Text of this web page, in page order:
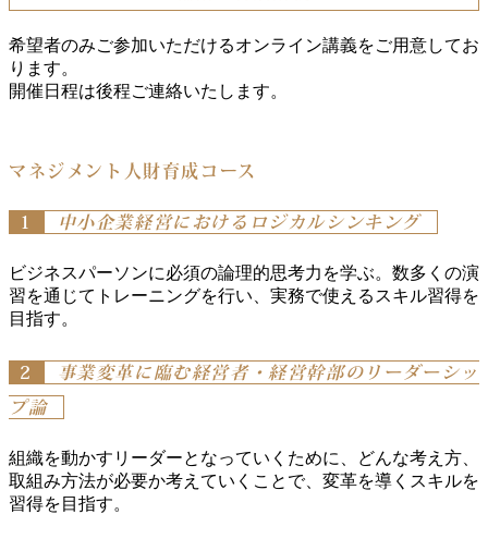
希望者のみご参加いただけるオンライン講義をご用意してお
ります。
開催日程は後程ご連絡いたします。
マネジメント人財育成コース
1 中小企業経営におけるロジカルシンキング
ビジネスパーソンに必須の論理的思考力を学ぶ。数多くの演
習を通じてトレーニングを行い、実務で使えるスキル習得を
目指す。
2
事業変革に臨む経営者・経営幹部のリーダーシッ
プ論
組織を動かすリーダーとなっていくために、どんな考え方、
取組み方法が必要か考えていくことで、変革を導くスキルを
習得を目指す。